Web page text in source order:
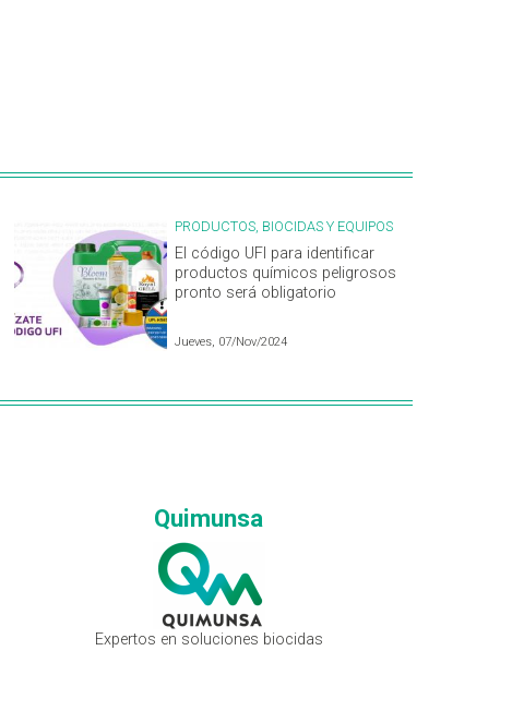
PRODUCTOS, BIOCIDAS Y EQUIPOS
El código UFI para identificar
productos químicos peligrosos
pronto será obligatorio
Jueves, 07/Nov/2024
Quimunsa
Expertos en soluciones biocidas